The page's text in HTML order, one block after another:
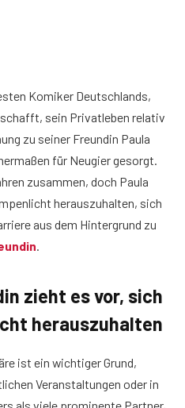
Komiker Deutschlands,
sein Privatleben relativ
zu seiner Freundin Paula
für Neugier gesorgt.
zusammen, doch Paula
herauszuhalten, sich
aus dem Hintergrund zu
zieht es vor, sich
herauszuhalten
ist ein wichtiger Grund,
Veranstaltungen oder in